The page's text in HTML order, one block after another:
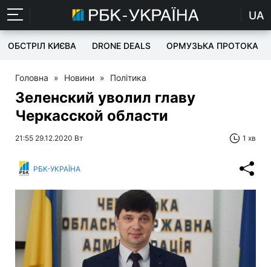
UA
ОБСТРІЛ КИЄВА DRONE DEALS ОРМУЗЬКА ПРОТОКА
Головна » Новини » Політика
Зеленский уволил главу
Черкасской области
21:55 29.12.2020 Вт 1 хв
РБК-УКРАЇНА